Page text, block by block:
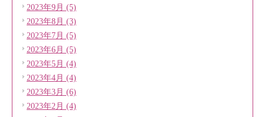
2023年9月 (5)
2023年8月 (3)
2023年7月 (5)
2023年6月 (5)
2023年5月 (4)
2023年4月 (4)
2023年3月 (6)
2023年2月 (4)